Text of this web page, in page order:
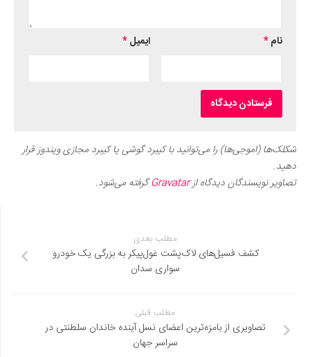
نام* ایمیل*
شکلک‌ها (اموجی‌ها) را می‌توانید با کیبرد گوشی یا کیبرد مجازی ویندوز قرار
دهید.
تصاویر نویسندگان دیدگاه ازGravatarگرفته می‌شود.
مطلب بعدی
کشف فسیل‌های لاک‌پشت غول‌پیکر به بزرگی یک خودرو
سواری سدان
مطلب قبلی
تصاویری از بامزه‌ترین اعضای نسل آینده خاندان سلطنتی در
سراسر جهان